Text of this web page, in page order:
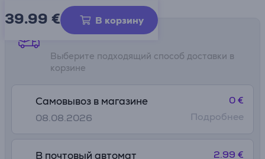
• Быстросъемное крепление, удобное даже в перчатках
39.99 € В корзину
Способы доставки
Выберите подходящий способ доставки в
корзине
Самовывоз в магазине
08.08.2026
0 €
Подробнее
В почтовый автомат 2.99 €